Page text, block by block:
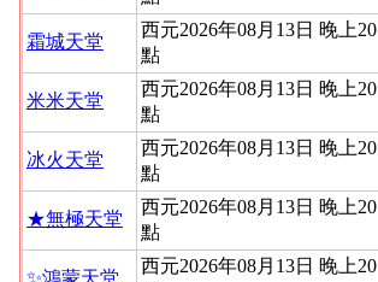
霜城天堂
西元2026年08月13日 晚上20
點
米米天堂
西元2026年08月13日 晚上20
點
冰火天堂
西元2026年08月13日 晚上20
點
★無極天堂
西元2026年08月13日 晚上20
點
✨鴻蒙天堂
西元2026年08月13日 晚上20